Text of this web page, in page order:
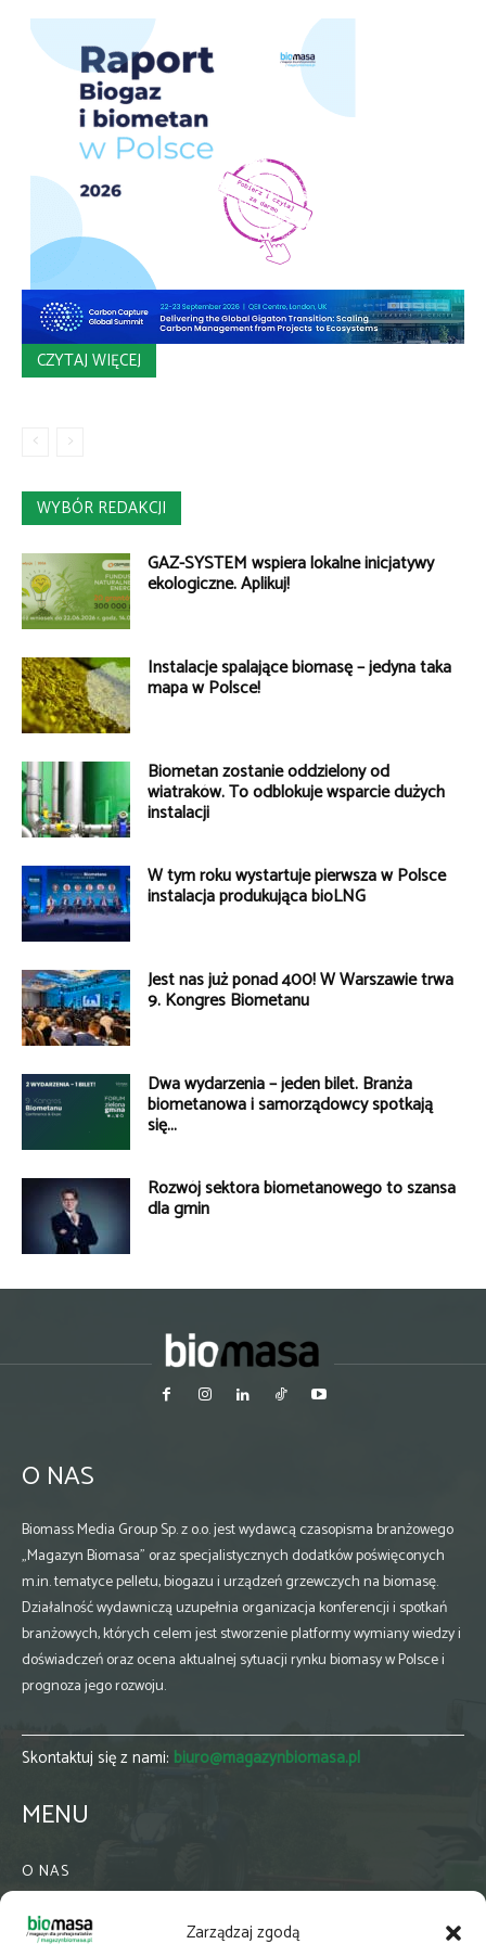
Zarządzaj zgodą
CZYTAJ WIĘCEJ
WYBÓR REDAKCJI
GAZ-SYSTEM wspiera lokalne inicjatywy
ekologiczne. Aplikuj!
Instalacje spalające biomasę – jedyna taka
mapa w Polsce!
Biometan zostanie oddzielony od
wiatraków. To odblokuje wsparcie dużych
instalacji
W tym roku wystartuje pierwsza w Polsce
instalacja produkująca bioLNG
Jest nas już ponad 400! W Warszawie trwa
9. Kongres Biometanu
Dwa wydarzenia – jeden bilet. Branża
biometanowa i samorządowcy spotkają
się...
Rozwój sektora biometanowego to szansa
dla gmin
O NAS
Biomass Media Group Sp. z o.o. jest wydawcą czasopisma branżowego
„Magazyn Biomasa” oraz specjalistycznych dodatków poświęconych
m.in. tematyce pelletu, biogazu i urządzeń grzewczych na biomasę.
Działalność wydawniczą uzupełnia organizacja konferencji i spotkań
branżowych, których celem jest stworzenie platformy wymiany wiedzy i
doświadczeń oraz ocena aktualnej sytuacji rynku biomasy w Polsce i
prognoza jego rozwoju.
Skontaktuj się z nami: biuro@magazynbiomasa.pl
MENU
O NAS
WSPÓŁPRACA